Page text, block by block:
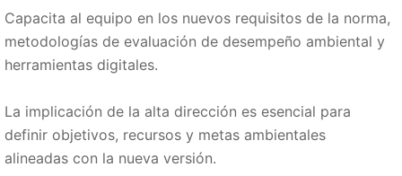
Capacita al equipo en los nuevos requisitos de la norma,
metodologías de evaluación de desempeño ambiental y
herramientas digitales.
La implicación de la alta dirección es esencial para
definir objetivos, recursos y metas ambientales
alineadas con la nueva versión.